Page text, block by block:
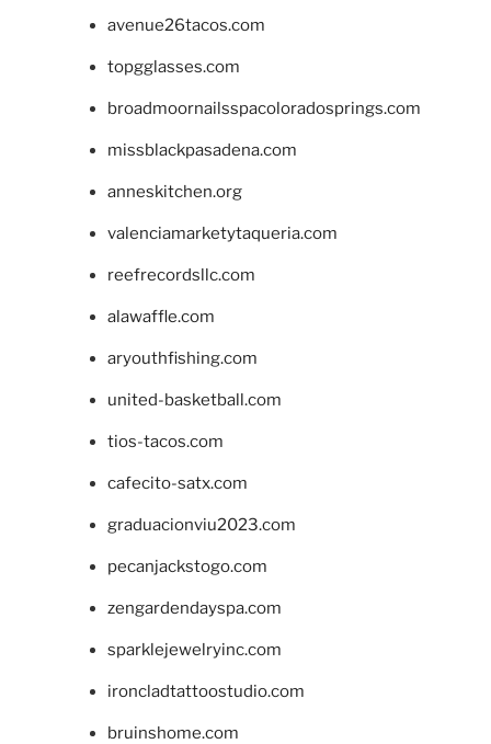
avenue26tacos.com
topgglasses.com
broadmoornailsspacoloradosprings.com
missblackpasadena.com
anneskitchen.org
valenciamarketytaqueria.com
reefrecordsllc.com
alawaffle.com
aryouthfishing.com
united-basketball.com
tios-tacos.com
cafecito-satx.com
graduacionviu2023.com
pecanjackstogo.com
zengardendayspa.com
sparklejewelryinc.com
ironcladtattoostudio.com
bruinshome.com